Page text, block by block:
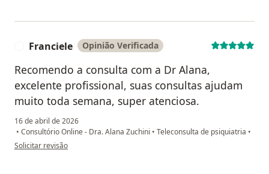
Franciele Opinião Verificada
Recomendo a consulta com a Dr Alana,
excelente profissional, suas consultas ajudam
muito toda semana, super atenciosa.
16 de abril de 2026
• Consultório Online - Dra. Alana Zuchini • Teleconsulta de psiquiatria •
na opinião do utilizador Franciele
Solicitar revisão